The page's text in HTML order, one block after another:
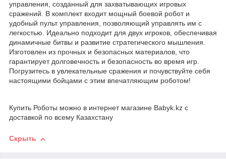
управления, созданный для захватывающих игровых
сражений. В комплект входит мощный боевой робот и
удобный пульт управления, позволяющий управлять им с
легкостью. Идеально подходит для двух игроков, обеспечивая
динамичные битвы и развитие стратегического мышления.
Изготовлен из прочных и безопасных материалов, что
гарантирует долговечность и безопасность во время игр.
Погрузитесь в увлекательные сражения и почувствуйте себя
настоящими бойцами с этим впечатляющим роботом!
Купить Роботы можно в интернет магазине Babyk.kz с
доставкой по всему Казахстану
Скрыть